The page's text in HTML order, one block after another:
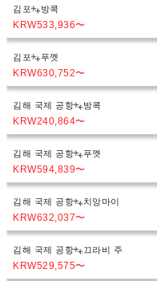
김포 방콕
KRW533,936〜
김포 푸껫
KRW630,752〜
김해 국제 공항 방콕
KRW240,864〜
김해 국제 공항 푸껫
KRW594,839〜
김해 국제 공항 치앙마이
KRW632,037〜
김해 국제 공항 끄라비 주
KRW529,575〜